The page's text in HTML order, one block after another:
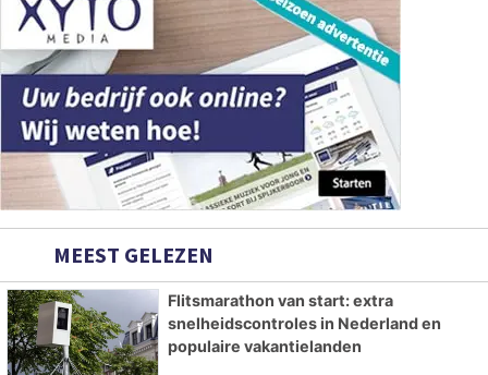
MEEST GELEZEN
Flitsmarathon van start: extra
snelheidscontroles in Nederland en
populaire vakantielanden